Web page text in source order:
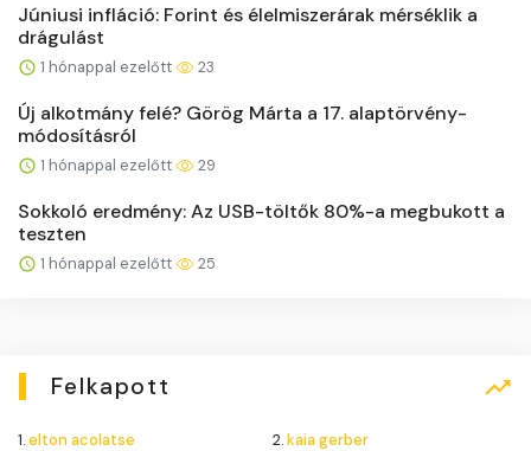
Júniusi infláció: Forint és élelmiszerárak mérséklik a
drágulást
1 hónappal ezelőtt 23
Új alkotmány felé? Görög Márta a 17. alaptörvény-
módosításról
1 hónappal ezelőtt 29
Sokkoló eredmény: Az USB-töltők 80%-a megbukott a
teszten
1 hónappal ezelőtt 25
Felkapott
1.elton acolatse 2.kaia gerber